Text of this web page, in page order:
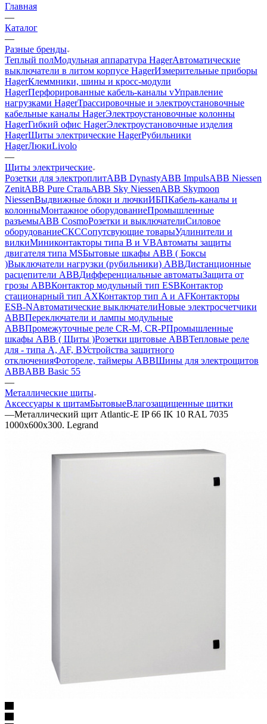
Главная
—
Каталог
—
Разные бренды
Теплый полМодульная аппаратура HagerАвтоматические
выключатели в литом корпусе HagerИзмерительные приборы
HagerКлеммники, шины и кросс-модули
HagerПерфорированные кабель-каналы vУправление
нагрузками HagerТрассировочные и электроустановочные
кабельные каналы HagerЭлектроустановочные колонны
HagerГибкий офис HagerЭлектроустановочные изделия
HagerЩиты электрические HagerРубильники
HagerЛюкиLivolo
—
Щиты электрические
Розетки для электроплитABB DynastyABB ImpulsABB Niessen
ZenitABB Pure СтальABB Sky NiessenABB Skymoon
NiessenВыдвижные блоки и лючкиИБПКабель-каналы и
колонныМонтажное оборудованиеПромышленные
разъемыABB CosmoРозетки и выключателиСиловое
оборудованиеСКССопутсвующие товарыУдлинители и
вилкиМиниконтакторы типа B и VBАвтоматы защиты
двигателя типа MSБытовые шкафы ABB ( Боксы
)Выключатели нагрузки (рубильники) ABBДистанционные
расцепители ABBДифференциальные автоматыЗащита от
грозы ABBКонтактор модульный тип ESBКонтактор
стационарный тип AXКонтактор тип A и AFКонтакторы
ESB-NАвтоматические выключателиНовые электросчетчики
ABBПереключатели и лампы модульные
ABBПромежуточные реле CR-M, CR-PПромышленные
шкафы ABB ( Щиты )Розетки щитовые ABBТепловые реле
для - типа A, AF, BУстройства защитного
отключенияФотореле, таймеры ABBШины для электрощитов
АВВABB Basic 55
—
Металлические щиты
Аксессуары к щитамБытовыеВлагозащищенные щитки
—Металлический щит Atlantic-E IP 66 IK 10 RAL 7035
1000x600x300. Legrand